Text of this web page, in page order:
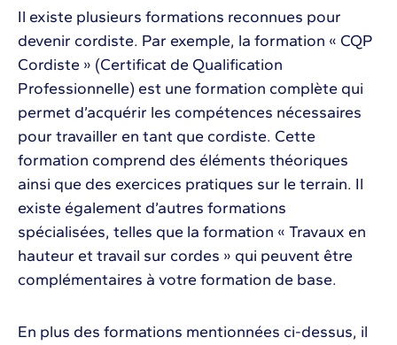
Il existe plusieurs formations reconnues pour
devenir cordiste. Par exemple, la formation « CQP
Cordiste » (Certificat de Qualification
Professionnelle) est une formation complète qui
permet d’acquérir les compétences nécessaires
pour travailler en tant que cordiste. Cette
formation comprend des éléments théoriques
ainsi que des exercices pratiques sur le terrain. Il
existe également d’autres formations
spécialisées, telles que la formation « Travaux en
hauteur et travail sur cordes » qui peuvent être
complémentaires à votre formation de base.
En plus des formations mentionnées ci-dessus, il